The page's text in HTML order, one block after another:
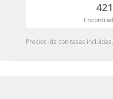
421
Precios ida con tasas